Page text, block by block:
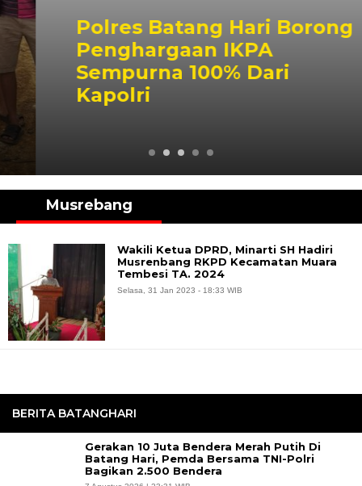
Polres Batang Hari Borong
Penghargaan IKPA
Sempurna 100% Dari
Kapolri
BERITA BATANGHARI
Gerakan 10 Juta Bendera Merah Putih Di
Batang Hari, Pemda Bersama TNI-Polri
Bagikan 2.500 Bendera
Musrebang
Wakili Ketua DPRD, Minarti SH Hadiri
Musrenbang RKPD Kecamatan Muara
Tembesi TA. 2024
Selasa, 31 Jan 2023 - 18:33 WIB